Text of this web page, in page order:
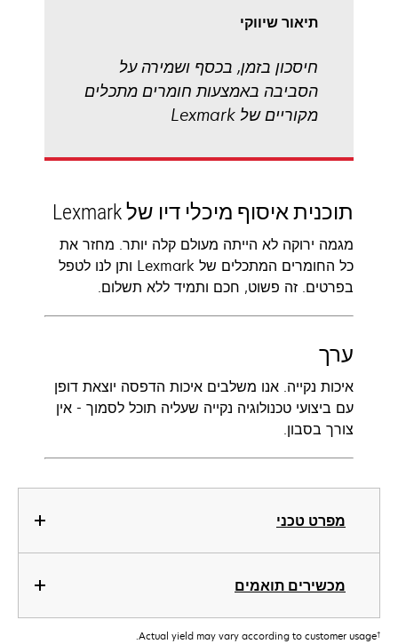
מפרט טכני
מכשירים תואמים
תיאור שיווקי
חיסכון בזמן, בכסף ושמירה על
הסביבה באמצעות חומרים מתכלים
מקוריים של Lexmark
תוכנית איסוף מיכלי דיו של Lexmark
מגמה ירוקה לא הייתה מעולם קלה יותר. מחזר את
כל החומרים המתכלים של Lexmark ותן לנו לטפל
בפרטים. זה פשוט, חכם ותמיד ללא תשלום.
ערך
איכות נקייה. אנו משלבים איכות הדפסה יוצאת דופן
עם ביצועי טכנולוגיה נקייה שעליה תוכל לסמוך - אין
צורך בסבון.
†
Actual yield may vary according to customer usage.